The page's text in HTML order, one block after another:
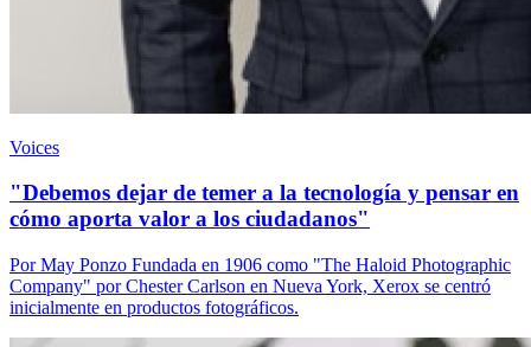
Voices
"Debemos dejar de temer a la tecnología y pensar en
cómo aporta valor a los ciudadanos"
Por May Ponzo Fundada en 1906 como "The Haloid Photographic
Company" por Chester Carlson en Nueva York, Xerox se centró
inicialmente en productos fotográficos.